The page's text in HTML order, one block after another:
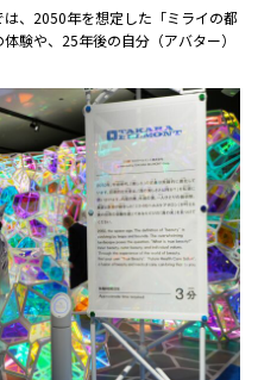
は、2050年を想定した「ミライの都
験や、25年後の自分（アバター）